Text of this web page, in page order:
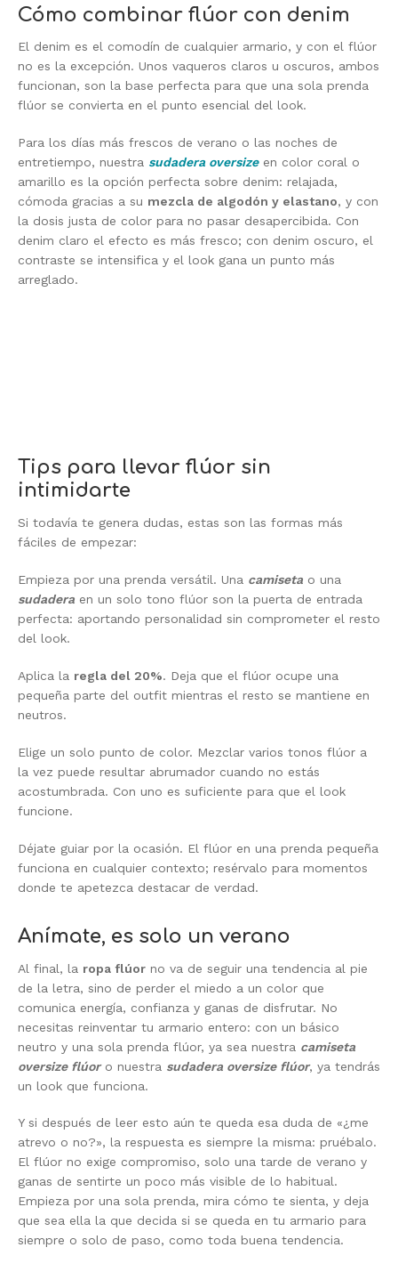
Cómo combinar flúor con denim
El denim es el comodín de cualquier armario, y con el flúor
no es la excepción. Unos vaqueros claros u oscuros, ambos
funcionan, son la base perfecta para que una sola prenda
flúor se convierta en el punto esencial del look.
Para los días más frescos de verano o las noches de
entretiempo, nuestra sudadera oversize en color coral o
amarillo es la opción perfecta sobre denim: relajada,
cómoda gracias a su mezcla de algodón y elastano, y con
la dosis justa de color para no pasar desapercibida. Con
denim claro el efecto es más fresco; con denim oscuro, el
contraste se intensifica y el look gana un punto más
arreglado.
Tips para llevar flúor sin
intimidarte
Si todavía te genera dudas, estas son las formas más
fáciles de empezar:
Empieza por una prenda versátil. Una camiseta o una
sudadera en un solo tono flúor son la puerta de entrada
perfecta: aportando personalidad sin comprometer el resto
del look.
Aplica la regla del 20%. Deja que el flúor ocupe una
pequeña parte del outfit mientras el resto se mantiene en
neutros.
Elige un solo punto de color. Mezclar varios tonos flúor a
la vez puede resultar abrumador cuando no estás
acostumbrada. Con uno es suficiente para que el look
funcione.
Déjate guiar por la ocasión. El flúor en una prenda pequeña
funciona en cualquier contexto; resérvalo para momentos
donde te apetezca destacar de verdad.
Anímate, es solo un verano
Al final, la ropa flúorno va de seguir una tendencia al pie
de la letra, sino de perder el miedo a un color que
comunica energía, confianza y ganas de disfrutar. No
necesitas reinventar tu armario entero: con un básico
neutro y una sola prenda flúor, ya sea nuestra camiseta
oversize flúor o nuestra sudadera oversize flúor, ya tendrás
un look que funciona.
Y si después de leer esto aún te queda esa duda de «¿me
atrevo o no?», la respuesta es siempre la misma: pruébalo.
El flúor no exige compromiso, solo una tarde de verano y
ganas de sentirte un poco más visible de lo habitual.
Empieza por una sola prenda, mira cómo te sienta, y deja
que sea ella la que decida si se queda en tu armario para
siempre o solo de paso, como toda buena tendencia.